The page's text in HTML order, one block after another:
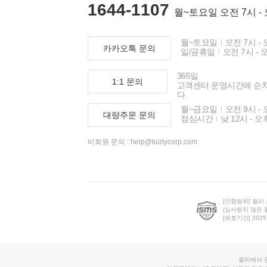
1644-1107 월~토요일 오전 7시 -
카카오톡 문의
월~토요일
오전 7시 -
일/공휴일
오전 7시 -
1:1 문의
365일
고객센터 운영시간에 순
다.
대량주문 문의
월~금요일
오전 9시 -
점심시간
낮 12시 - 오
비회원 문의 : help@kurlycorp.com
[인증범위] 컬리
(심사받지 않은
[유효기간]
컬리에서